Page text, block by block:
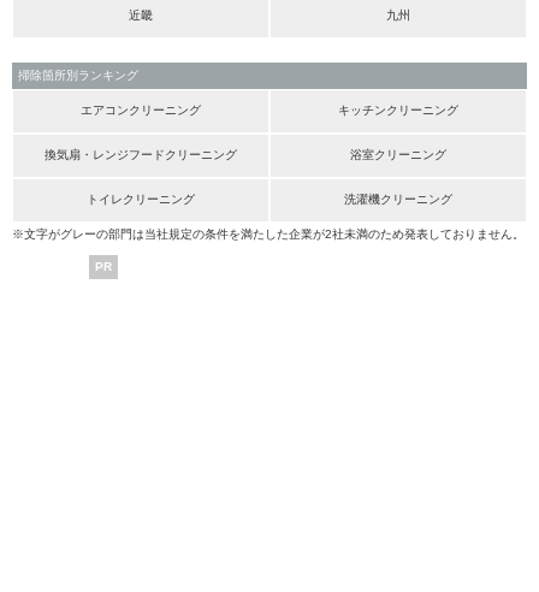
近畿 九州
掃除箇所別ランキング
エアコンクリーニング キッチンクリーニング
換気扇・レンジフードクリーニング 浴室クリーニング
トイレクリーニング 洗濯機クリーニング
※文字がグレーの部門は当社規定の条件を満たした企業が2社未満のため発表しておりません。
PR